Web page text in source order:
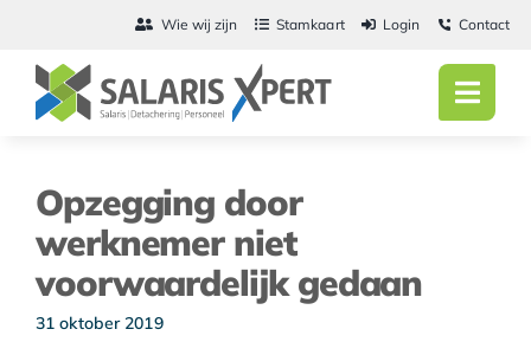
inhoud
Wie wij zijn Stamkaart Login Contact
Detachering
Opzegging door
werknemer niet
voorwaardelijk gedaan
31 oktober 2019